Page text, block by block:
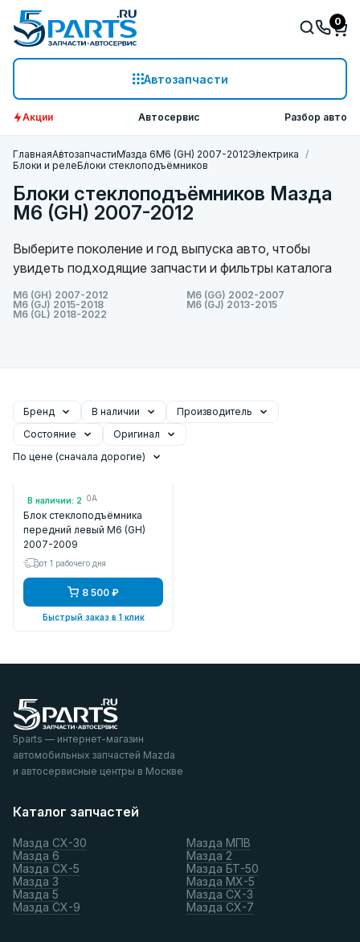
Автозапчасти
0
Акции Автосервис Разбор авто
ГлавнаяАвтозапчастиМазда 6M6 (GH) 2007-2012Электрика
Блоки и релеБлоки стеклоподъёмников
Блоки стеклоподъёмников Мазда
M6 (GH) 2007-2012
Выберите поколение и год выпуска авто, чтобы
увидеть подходящие запчасти и фильтры каталога
M6 (GH) 2007-2012
M6 (GG) 2002-2007
M6 (GJ) 2015-2018
M6 (GJ) 2013-2015
M6 (GL) 2018-2022
Бренд В наличии
Производитель
Состояние
Оригинал
По цене (сначала дорогие)
В наличии: 2
Арт.: GS1E66350A
Блок стеклоподъёмника
передний левый M6 (GH)
2007-2009
от 1 рабочего дня
8 500 ₽
Быстрый заказ в 1 клик
5parts — интернет-магазин
автомобильных запчастей Mazda
и автосервисные центры в Москве
Каталог запчастей
Мазда СХ-30
Мазда 6
Мазда СХ-5
Мазда 3
Мазда 5
Мазда СХ-9
Мазда МПВ
Мазда 2
Мазда БТ-50
Мазда МХ-5
Мазда СХ-3
Мазда СХ-7